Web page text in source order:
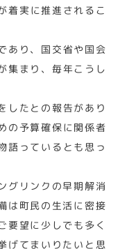
着実に推進されるこ
あり、国交省や国会
集まり、毎年こうし
したとの報告があり
の予算確保に関係者
語っているとも思っ
グリンクの早期解消
は町民の生活に密接
要望に少しでも多く
げてまいりたいと思